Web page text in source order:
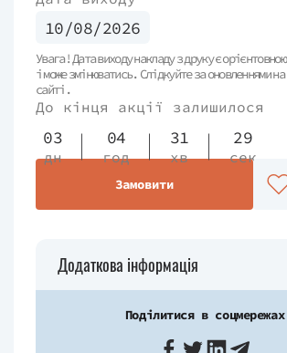
10/08/2026
Увага! Дата виходу накладу з друку є орієнтовною
і може змінюватись. Слідкуйте за оновленнями на
сайті.
До кінця акції залишилося
03
дн
04
год
31
хв
29
сек
Замовити
Додаткова інформація
Поділитися в соцмережах